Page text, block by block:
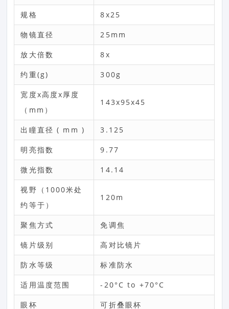
规格 8x25
物镜直径 25mm
放大倍数 8x
约重(g) 300g
宽度x高度x厚度
（mm）
143x95x45
出瞳直径 ( mm ) 3.125
明亮指数 9.77
微光指数 14.14
视野（1000米处
约等于）
120m
聚焦方式 免调焦
镜片级别 高对比镜片
防水等级 标准防水
适用温度范围 -20°C to +70°C
眼杯 可折叠眼杯